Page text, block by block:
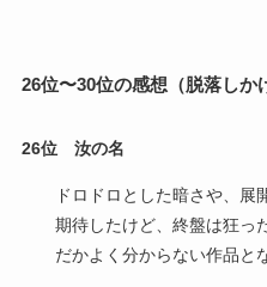
26位〜30位の感想（脱落しか
26位 汝の名
ドロドロとした暗さや、展
期待したけど、終盤は狂っ
だかよく分からない作品と